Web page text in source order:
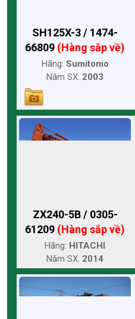
SH125X-3 / 1474-
66809 (Hàng sắp về)
Hãng: Sumitomo
Năm SX: 2003
ZX240-5B / 0305-
61209 (Hàng sắp về)
Hãng: HITACHI
Năm SX: 2014